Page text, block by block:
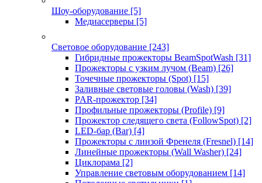
Шоу-оборудование [5]
Медиасерверы [5]
Световое оборудование [243]
Гибридные прожекторы BeamSpotWash [31]
Прожекторы с узким лучом (Beam) [26]
Точечные прожекторы (Spot) [15]
Заливные световые головы (Wash) [39]
PAR-прожектор [34]
Профильные прожекторы (Profile) [9]
Прожектор следящего света (FollowSpot) [2]
LED-бар (Bar) [4]
Прожекторы с линзой Френеля (Fresnel) [14]
Линейные прожекторы (Wall Washer) [24]
Циклорама [2]
Управление световым оборудованием [14]